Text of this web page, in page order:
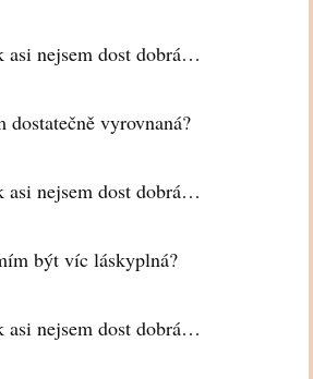
asi nejsem dost dobrá…
dostatečně vyrovnaná?
asi nejsem dost dobrá…
být víc láskyplná?
asi nejsem dost dobrá…